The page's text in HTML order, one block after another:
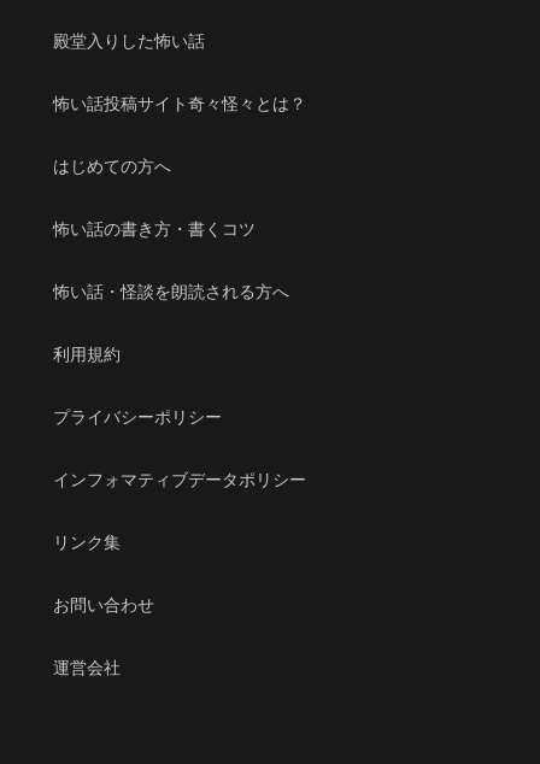
殿堂入りした怖い話
怖い話投稿サイト奇々怪々とは？
はじめての方へ
怖い話の書き方・書くコツ
怖い話・怪談を朗読される方へ
利用規約
プライバシーポリシー
インフォマティブデータポリシー
リンク集
お問い合わせ
運営会社